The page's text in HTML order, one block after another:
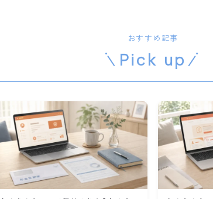
おすすめ記事
Pick up